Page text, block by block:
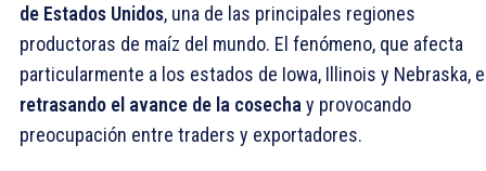
de Estados Unidos, una de las principales regiones
productoras de maíz del mundo. El fenómeno, que afecta
particularmente a los estados de Iowa, Illinois y Nebraska,
retrasando el avance de la cosecha y provocando
preocupación entre traders y exportadores.